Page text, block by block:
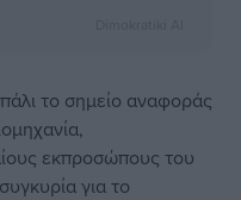
το σημείο αναφοράς
εκπροσώπους του
για το